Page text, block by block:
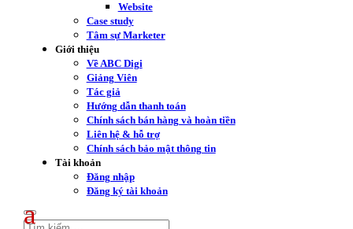
Website
Case study
Tâm sự Marketer
Giới thiệu
Về ABC Digi
Giảng Viên
Tác giả
Hướng dẫn thanh toán
Chính sách bán hàng và hoàn tiền
Liên hệ & hỗ trợ
Chính sách bảo mật thông tin
Tài khoản
Đăng nhập
Đăng ký tài khoản